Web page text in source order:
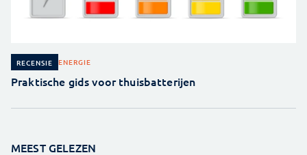
RECENSIE ENERGIE
Praktische gids voor thuisbatterijen
MEEST GELEZEN